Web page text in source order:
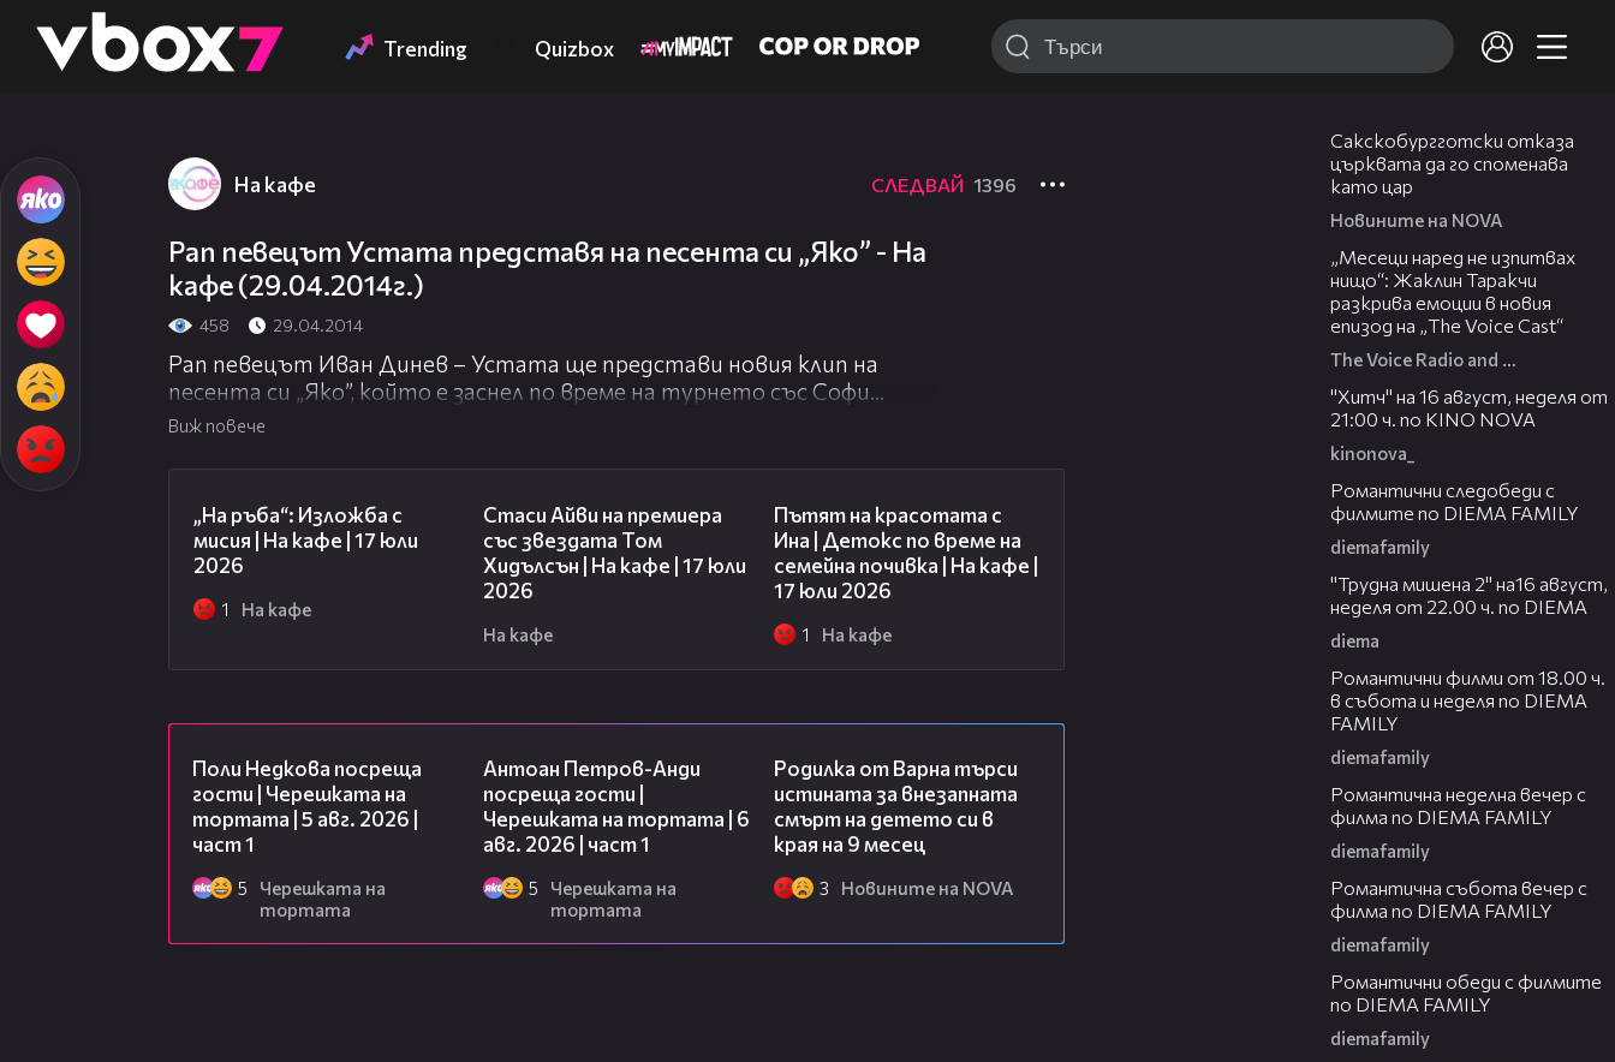
👾 Trending Quizbox
На кафе СЛЕДВАЙ 1396
Рап певецът Устата представя на песента си „Яко” - На
кафе (29.04.2014г.)
458 29.04.2014
Рап певецът Иван Динев – Устата ще представи новия клип на
песента си „Яко”, който е заснел по време на турнето със Софи
Маринова в САЩ.
Виж повече
„На ръба“: Изложба с
мисия | На кафе | 17 юли
2026
1 На кафе
Стаси Айви на премиера
със звездата Том
Хидълсън | На кафе | 17 юли
2026
На кафе
Пътят на красотата с
Ина | Детокс по време на
семейна почивка | На кафе |
17 юли 2026
1 На кафе
Поли Недкова посреща
гости | Черешката на
тортата | 5 авг. 2026 |
част 1
5
Черешката на
тортата
Антоан Петров-Анди
посреща гости |
Черешката на тортата | 6
авг. 2026 | част 1
5
Черешката на
тортата
Родилка от Варна търси
истината за внезапната
смърт на детето си в
края на 9 месец
3 Новините на NOVA
Сакскобургготски отказа
църквата да го споменава
като цар
Новините на NOVA
„Месеци наред не изпитвах
нищо“: Жаклин Таракчи
разкрива емоции в новия
епизод на „The Voice Cast“
The Voice Radio and TV Bulgaria
"Хитч" на 16 август, неделя от
21:00 ч. по KINO NOVA
kinonova_
Романтични следобеди с
филмите по DIEMA FAMILY
diemafamily
"Трудна мишена 2" на16 август,
неделя от 22.00 ч. по DIEMA
diema
Романтични филми от 18.00 ч.
в събота и неделя по DIEMA
FAMILY
diemafamily
Романтичнa неделна вечер с
филма по DIEMA FAMILY
diemafamily
Романтичнa събота вечер с
филма по DIEMA FAMILY
diemafamily
Романтични обеди с филмите
по DIEMA FAMILY
diemafamily